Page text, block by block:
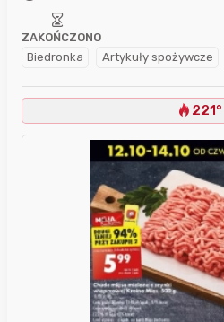
Biedronka Artykuły spożywcze
ZAKOŃCZONO
221°